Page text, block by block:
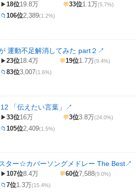
▶18位19.8万 💬33位1.1万(5.7%)
📁 106位2,389(1.2%)
運動不足解消してみた part２ ↗
▶23位18.4万 💬19位1.7万(9.4%)
📁 83位3,007(1.6%)
「伝えたい言葉」 ↗
▶33位16万 💬3位3.8万(24.0%)
📁 105位2,409(1.5%)
ター☆カバーソングメドレー The Best↗
▶107位8.4万 💬60位7,588(9.0%)
📁 7位1.3万(15.4%)